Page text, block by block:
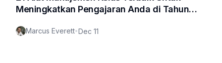
Meningkatkan Pengajaran Anda di Tahun
Marcus Everett•Dec 11